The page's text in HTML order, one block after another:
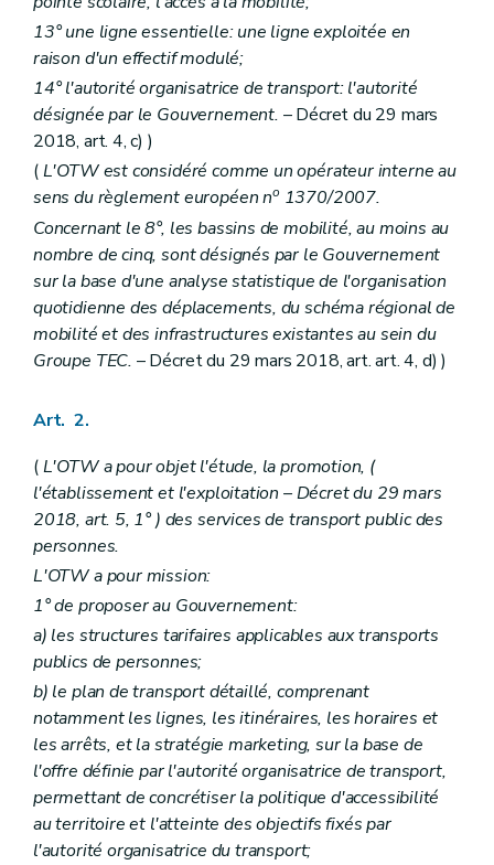
13° une ligne essentielle: une ligne exploitée en
raison d'un effectif modulé;
14° l'autorité organisatrice de transport: l'autorité
désignée par le Gouvernement. – Décret du 29 mars
2018, art. 4, c) )
(L'OTW est considéré comme un opérateur interne au
sens du règlement européen no 1370/2007.
Concernant le 8°, les bassins de mobilité, au moins au
nombre de cinq, sont désignés par le Gouvernement
sur la base d'une analyse statistique de l'organisation
quotidienne des déplacements, du schéma régional de
mobilité et des infrastructures existantes au sein du
Groupe TEC. – Décret du 29 mars 2018, art. art. 4, d) )
Art. 2.
(L'OTW a pour objet l'étude, la promotion, (
l'établissement et l'exploitation – Décret du 29 mars
2018, art. 5, 1° ) des services de transport public des
personnes.
L'OTW a pour mission:
1° de proposer au Gouvernement:
a) les structures tarifaires applicables aux transports
publics de personnes;
b) le plan de transport détaillé, comprenant
notamment les lignes, les itinéraires, les horaires et
les arrêts, et la stratégie marketing, sur la base de
l'offre définie par l'autorité organisatrice de transport,
permettant de concrétiser la politique d'accessibilité
au territoire et l'atteinte des objectifs fixés par
l'autorité organisatrice du transport;